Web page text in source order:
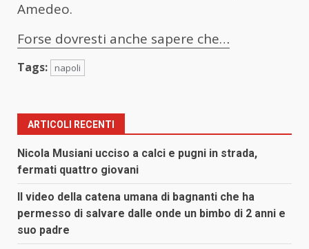
Amedeo.
Forse dovresti anche sapere che…
Tags: napoli
ARTICOLI RECENTI
Nicola Musiani ucciso a calci e pugni in strada,
fermati quattro giovani
Il video della catena umana di bagnanti che ha
permesso di salvare dalle onde un bimbo di 2 anni e
suo padre